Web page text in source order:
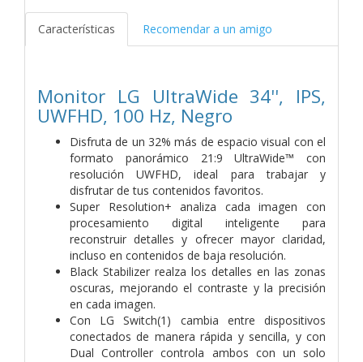
Características Recomendar a un amigo
Monitor LG UltraWide 34'', IPS,
UWFHD, 100 Hz, Negro
Disfruta de un 32% más de espacio visual con el
formato panorámico 21:9 UltraWide™ con
resolución UWFHD, ideal para trabajar y
disfrutar de tus contenidos favoritos.
Super Resolution+ analiza cada imagen con
procesamiento digital inteligente para
reconstruir detalles y ofrecer mayor claridad,
incluso en contenidos de baja resolución.
Black Stabilizer realza los detalles en las zonas
oscuras, mejorando el contraste y la precisión
en cada imagen.
Con LG Switch(1) cambia entre dispositivos
conectados de manera rápida y sencilla, y con
Dual Controller controla ambos con un solo